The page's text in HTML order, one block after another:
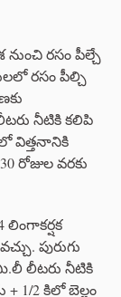
నుంచి రసం పీల్చే
రసం పీల్చి
నీటికి కలిపి
విత్తనానికి
రోజుల వరకు
పురుగు
లీటరు నీటికి
1/2 కిలో బెల్లం